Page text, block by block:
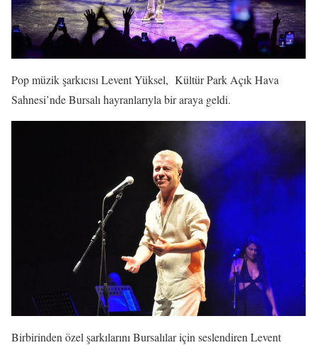
Pop müzik şarkıcısı Levent Yüksel, Kültür Park Açık Hava
Sahnesi’nde Bursalı hayranlarıyla bir araya geldi.
Birbirinden özel şarkılarını Bursalılar için seslendiren Levent